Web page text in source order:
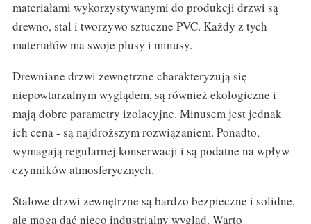
materiałami wykorzystywanymi do produkcji drzwi są
drewno, stal i tworzywo sztuczne PVC. Każdy z tych
materiałów ma swoje plusy i minusy.
Drewniane drzwi zewnętrzne charakteryzują się
niepowtarzalnym wyglądem, są również ekologiczne i
mają dobre parametry izolacyjne. Minusem jest jednak
ich cena - są najdroższym rozwiązaniem. Ponadto,
wymagają regularnej konserwacji i są podatne na wpływ
czynników atmosferycznych.
Stalowe drzwi zewnętrzne są bardzo bezpieczne i solidne,
ale mogą dać nieco industrialny wygląd. Warto